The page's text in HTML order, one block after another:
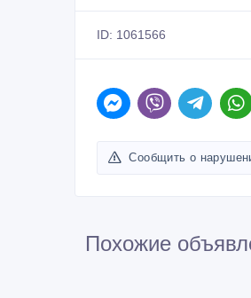
ID: 1061566
Сообщить о
Похожие